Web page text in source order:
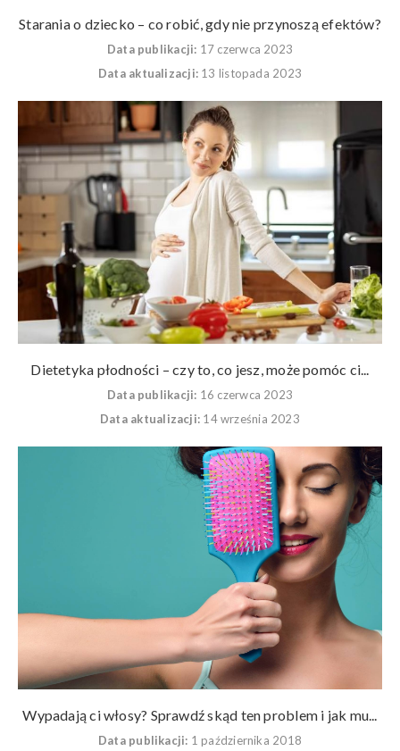
Starania o dziecko – co robić, gdy nie przynoszą efektów?
Data publikacji: 17 czerwca 2023
Data aktualizacji: 13 listopada 2023
Dietetyka płodności – czy to, co jesz, może pomóc ci...
Data publikacji: 16 czerwca 2023
Data aktualizacji: 14 września 2023
Wypadają ci włosy? Sprawdź skąd ten problem i jak mu...
Data publikacji: 1 października 2018